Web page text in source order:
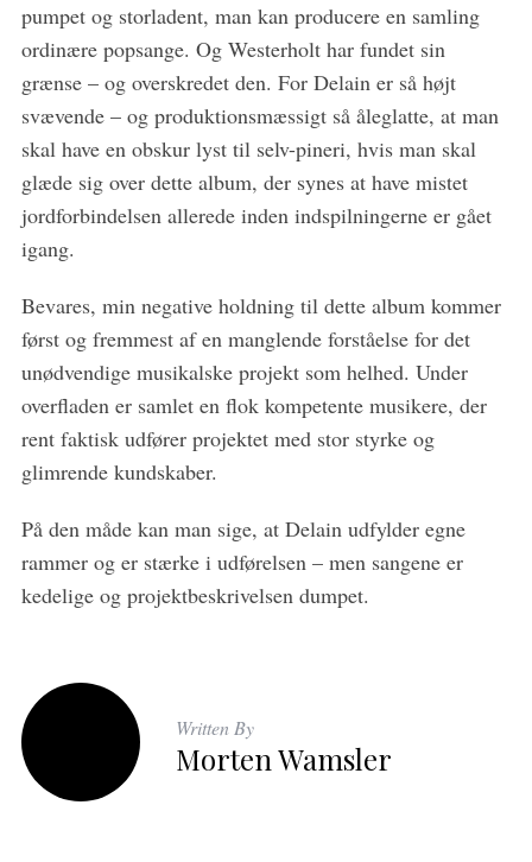
pumpet og storladent, man kan producere en samling
ordinære popsange. Og Westerholt har fundet sin
grænse – og overskredet den. For Delain er så højt
svævende – og produktionsmæssigt så åleglatte, at man
skal have en obskur lyst til selv-pineri, hvis man skal
glæde sig over dette album, der synes at have mistet
jordforbindelsen allerede inden indspilningerne er gået
igang.
Bevares, min negative holdning til dette album kommer
først og fremmest af en manglende forståelse for det
unødvendige musikalske projekt som helhed. Under
overfladen er samlet en flok kompetente musikere, der
rent faktisk udfører projektet med stor styrke og
glimrende kundskaber.
På den måde kan man sige, at Delain udfylder egne
rammer og er stærke i udførelsen – men sangene er
kedelige og projektbeskrivelsen dumpet.
Written By
Morten Wamsler